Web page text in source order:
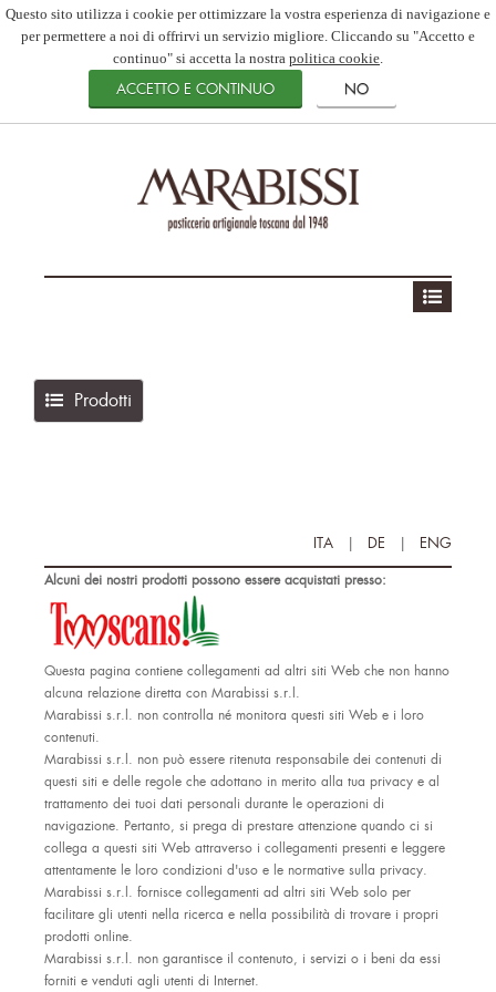
Questo sito utilizza i cookie per ottimizzare la vostra esperienza di navigazione e
per permettere a noi di offrirvi un servizio migliore. Cliccando su "Accetto e
continuo" si accetta la nostra politica cookie.
Prodotti
ITA | DE | ENG
Alcuni dei nostri prodotti possono essere acquistati presso:
Questa pagina contiene collegamenti ad altri siti Web che non hanno
alcuna relazione diretta con Marabissi s.r.l.
Marabissi s.r.l. non controlla né monitora questi siti Web e i loro
contenuti.
Marabissi s.r.l. non può essere ritenuta responsabile dei contenuti di
questi siti e delle regole che adottano in merito alla tua privacy e al
trattamento dei tuoi dati personali durante le operazioni di
navigazione. Pertanto, si prega di prestare attenzione quando ci si
collega a questi siti Web attraverso i collegamenti presenti e leggere
attentamente le loro condizioni d'uso e le normative sulla privacy.
Marabissi s.r.l. fornisce collegamenti ad altri siti Web solo per
facilitare gli utenti nella ricerca e nella possibilità di trovare i propri
prodotti online.
Marabissi s.r.l. non garantisce il contenuto, i servizi o i beni da essi
forniti e venduti agli utenti di Internet.